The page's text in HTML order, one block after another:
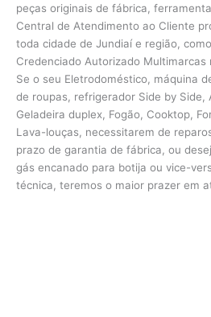
peças originais de fábrica,
Central de Atendimento ao Cliente
toda cidade de Jundiaí e região,
Credenciado Autorizado Multimarcas
Se o seu Eletrodoméstico, máquina
de roupas, refrigerador Side by Side,
Geladeira duplex, Fogão, Cooktop,
Lava-louças, necessitarem de
prazo de garantia de fábrica, ou
gás encanado para botija ou vice-
técnica, teremos o maior prazer em